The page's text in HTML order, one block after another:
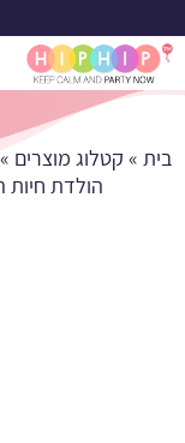
בית » קטלוג מוצרים »
הולדת חיות